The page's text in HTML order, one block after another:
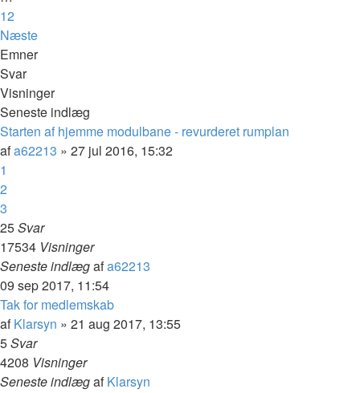
12
Næste
Emner
Svar
Visninger
Seneste indlæg
Starten af hjemme modulbane - revurderet rumplan
afa62213 » 27 jul 2016, 15:32
1
2
3
25Svar
17534 Visninger
Seneste indlægafa62213
09 sep 2017, 11:54
Tak for medlemskab
afKlarsyn » 21 aug 2017, 13:55
5Svar
4208 Visninger
Seneste indlægafKlarsyn